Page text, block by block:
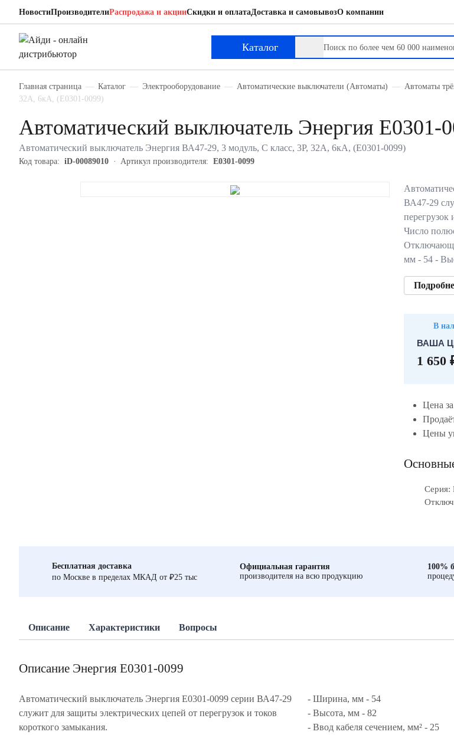
НовостиПроизводителиРаспродажа и акцииСкидки и оплатаДоставка и самовывозО компании
Каталог
Главная страница Каталог Электрооборудование Автоматические выключатели (Автоматы) Автоматы
32А, 6кА, (Е0301-0099)
Автоматический выключатель Энергия Е0301-
Автоматический выключатель Энергия ВА47-29, 3 модуль, C класс, 3P, 32А, 6кА, (Е0301-0099)
Код товара: iD-00089010 Артикул производителя: Е0301-0099
ВА47-29
перегрузок
Число
мм - 54 -
В
ВАША
1 650
Цена
Цены
Серия:
Бесплатная доставка
по Москве в пределах МКАД от ₽25 тыс
Официальная гарантия
производителя на всю продукцию
100%
Описание Характеристики Вопросы
Описание Энергия Е0301-0099
Автоматический выключатель Энергия Е0301-0099 серии ВА47-29
служит для защиты электрических цепей от перегрузок и токов
короткого замыкания.
- Ширина, мм - 54
- Высота, мм - 82
- Ввод кабеля сечением, мм² - 25
Энергия Е0301-0099
Автоматический выключатель